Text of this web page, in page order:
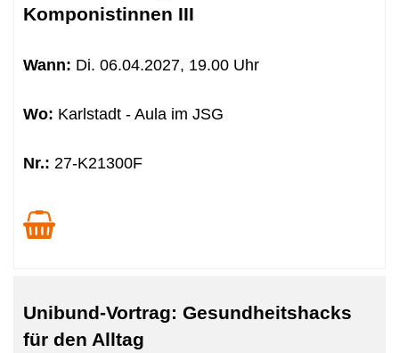
Komponistinnen III
Wann: Di. 06.04.2027, 19.00 Uhr
Wo: Karlstadt - Aula im JSG
Nr.: 27-K21300F
Unibund-Vortrag: Gesundheitshacks
für den Alltag